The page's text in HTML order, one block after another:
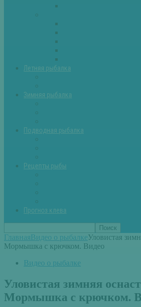
Летняя рыбалка
Зимняя рыбалка
Подводная рыбалка
Рецепты рыбы
Прогноз клева
ГлавнаяВидео о рыбалкеУловистая
Мормышка с крючком. Видео
Видео о рыбалке
Уловистая зимняя
Мормышка с крючком.